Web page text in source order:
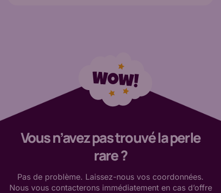
Vous n’avez pas trouvé la perle
rare ?
Pas de problème. Laissez-nous vos coordonnées.
Nous vous contacterons immédiatement en cas d’offre